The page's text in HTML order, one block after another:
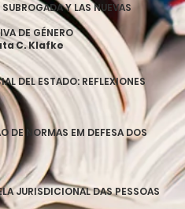
Y LAS NUEVAS
DE GÉNERO
C. Klafke
DEL ESTADO: REFLEXIONES
DE NORMAS EM DEFESA DOS
JURISDICIONAL DAS PESSOAS